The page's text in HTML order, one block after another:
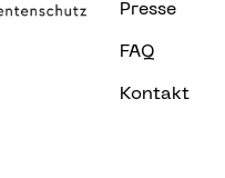
Presse
FAQ
Kontakt